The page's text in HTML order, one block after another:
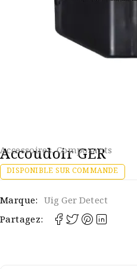
Accessoires,Composants
Accoudoir GER
DISPONIBLE SUR COMMANDE
Marque: Uig Ger Detect
Partagez: